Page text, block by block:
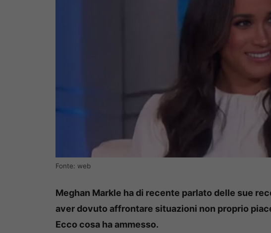
Fonte: web
Meghan Markle ha di recente parlato delle sue
aver dovuto affrontare situazioni non proprio
Ecco cosa ha ammesso.